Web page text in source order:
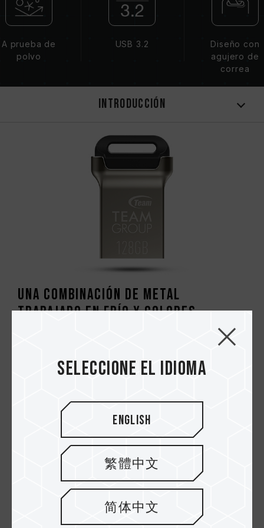
A prueba de
polvo
USB 3.2
Diseño con
agujero de
correa
Introducción
Una combinación de metal
trabajado en frío y colores
colores suaves, dos elementos opuestos, para
La C162 utiliza la interfaz USB 3.2 Gen 1
(3.0/3.1) más rápida para adaptarse a nuestros
usuarios empresariales y jugadores entusiastas
que demandan un mayor rendimiento. Mediante
la combinación inteligente de la resistencia de
la aleación de zinc y la suavidad del misterioso
color negro, se produce la belleza de la
integración de dos materiales diferentes de
Seleccione el idioma
English
繁體中文
简体中文